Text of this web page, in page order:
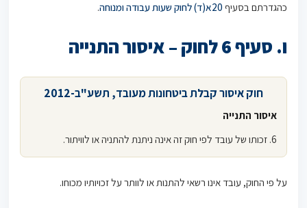
כהגדרתם בסעיף 20א(ד) לחוק שעות עבודה ומנוחה .
ו. סעיף 6 לחוק – איסור התנייה
חוק איסור קבלת ביטחונות מעובד, תשע"ב-2012
איסור התנייה
6. זכותו של עובד לפי חוק זה אינה ניתנת להתניה או לוויתור.
על פי החוק, עובד אינו רשאי להתנות או לוותר על זכויותיו מכוחו.